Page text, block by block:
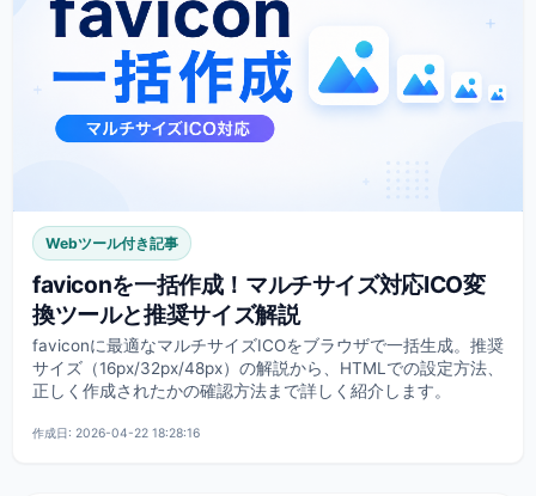
Webツール付き記事
faviconを一括作成！マルチサイズ対応ICO変
換ツールと推奨サイズ解説
faviconに最適なマルチサイズICOをブラウザで一括生成。推奨
サイズ（16px/32px/48px）の解説から、HTMLでの設定方法、
正しく作成されたかの確認方法まで詳しく紹介します。
作成日: 2026-04-22 18:28:16